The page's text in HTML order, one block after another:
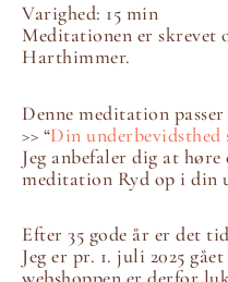
Varighed: 15 min
Meditationen er skrevet
Harthimmer.
Denne meditation
>> “Din
Jeg anbefaler dig at
meditation Ryd op i din
Efter 35 gode år er det
Jeg er pr. 1. juli 2025